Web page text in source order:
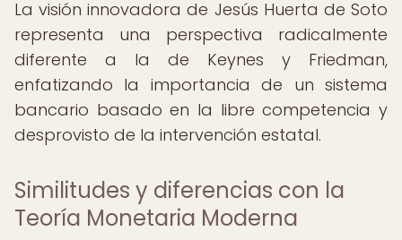
La visión innovadora de Jesús Huerta de Soto
representa una perspectiva radicalmente
diferente a la de Keynes y Friedman,
enfatizando la importancia de un sistema
bancario basado en la libre competencia y
desprovisto de la intervención estatal.
Similitudes y diferencias con la
Teoría Monetaria Moderna